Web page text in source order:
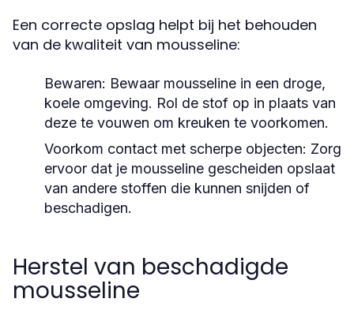
Een correcte opslag helpt bij het behouden
van de kwaliteit van mousseline:
Bewaren: Bewaar mousseline in een droge,
koele omgeving. Rol de stof op in plaats van
deze te vouwen om kreuken te voorkomen.
Voorkom contact met scherpe objecten: Zorg
ervoor dat je mousseline gescheiden opslaat
van andere stoffen die kunnen snijden of
beschadigen.
Herstel van beschadigde
mousseline